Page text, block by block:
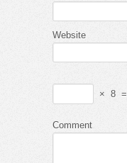
Website
× 8 =
Comment